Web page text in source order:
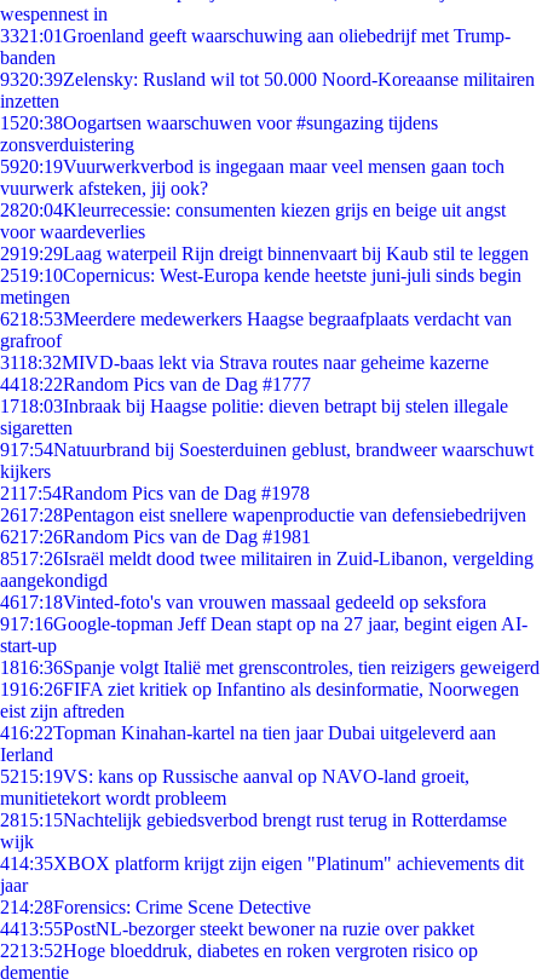
wespennest in
3321:01Groenland geeft waarschuwing aan oliebedrijf met Trump-
banden
9320:39Zelensky: Rusland wil tot 50.000 Noord-Koreaanse militairen
inzetten
1520:38Oogartsen waarschuwen voor #sungazing tijdens
zonsverduistering
5920:19Vuurwerkverbod is ingegaan maar veel mensen gaan toch
vuurwerk afsteken, jij ook?
2820:04Kleurrecessie: consumenten kiezen grijs en beige uit angst
voor waardeverlies
2919:29Laag waterpeil Rijn dreigt binnenvaart bij Kaub stil te leggen
2519:10Copernicus: West-Europa kende heetste juni-juli sinds begin
metingen
6218:53Meerdere medewerkers Haagse begraafplaats verdacht van
grafroof
3118:32MIVD-baas lekt via Strava routes naar geheime kazerne
4418:22Random Pics van de Dag #1777
1718:03Inbraak bij Haagse politie: dieven betrapt bij stelen illegale
sigaretten
917:54Natuurbrand bij Soesterduinen geblust, brandweer waarschuwt
kijkers
2117:54Random Pics van de Dag #1978
2617:28Pentagon eist snellere wapenproductie van defensiebedrijven
6217:26Random Pics van de Dag #1981
8517:26Israël meldt dood twee militairen in Zuid-Libanon, vergelding
aangekondigd
4617:18Vinted-foto's van vrouwen massaal gedeeld op seksfora
917:16Google-topman Jeff Dean stapt op na 27 jaar, begint eigen AI-
start-up
1816:36Spanje volgt Italië met grenscontroles, tien reizigers geweigerd
1916:26FIFA ziet kritiek op Infantino als desinformatie, Noorwegen
eist zijn aftreden
416:22Topman Kinahan-kartel na tien jaar Dubai uitgeleverd aan
Ierland
5215:19VS: kans op Russische aanval op NAVO-land groeit,
munitietekort wordt probleem
2815:15Nachtelijk gebiedsverbod brengt rust terug in Rotterdamse
wijk
414:35XBOX platform krijgt zijn eigen "Platinum" achievements dit
jaar
214:28Forensics: Crime Scene Detective
4413:55PostNL-bezorger steekt bewoner na ruzie over pakket
2213:52Hoge bloeddruk, diabetes en roken vergroten risico op
dementie